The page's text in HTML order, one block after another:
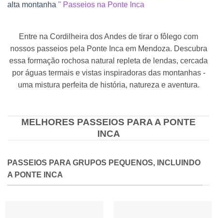
alta montanha " Passeios na Ponte Inca
Entre na Cordilheira dos Andes de tirar o fôlego com
nossos passeios pela Ponte Inca em Mendoza. Descubra
essa formação rochosa natural repleta de lendas, cercada
por águas termais e vistas inspiradoras das montanhas -
uma mistura perfeita de história, natureza e aventura.
MELHORES PASSEIOS PARA A PONTE
INCA
PASSEIOS PARA GRUPOS PEQUENOS, INCLUINDO
A PONTE INCA